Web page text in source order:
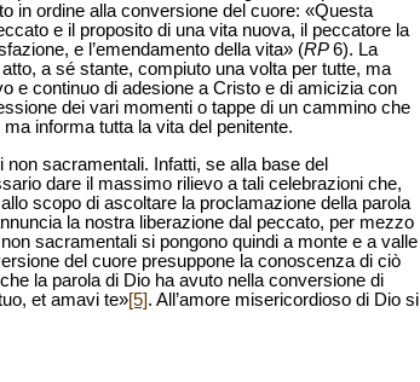
in ordine alla conversione del cuore: «Questa
e il proposito di una vita nuova, il peccatore la
e l’emendamento della vita» (RP6). La
a sé stante, compiuto una volta per tutte, ma
e continuo di adesione a Cristo e di amicizia con
dei vari momenti o tappe di un cammino che
informa tutta la vita del penitente.
sacramentali. Infatti, se alla base del
dare il massimo rilievo a tali celebrazioni che,
scopo di ascoltare la proclamazione della parola
la nostra liberazione dal peccato, per mezzo
sacramentali si pongono quindi a monte e a valle
del cuore presuppone la conoscenza di ciò
la parola di Dio ha avuto nella conversione di
et amavi te»[5]. All’amore misericordioso di Dio si